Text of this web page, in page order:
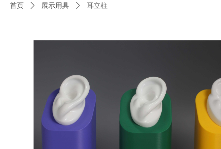
首页 ꄲ 展示用具 ꄲ 耳立柱